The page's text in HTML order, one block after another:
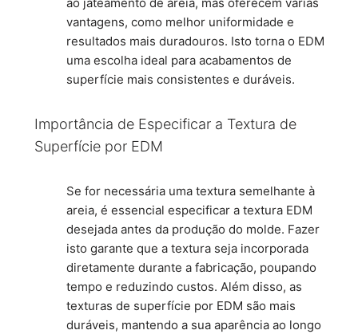
vantagens, como melhor uniformidade e
resultados mais duradouros. Isto torna o EDM
uma escolha ideal para acabamentos de
superfície mais consistentes e duráveis.
Importância de Especificar a Textura de
Superfície por EDM
Se for necessária uma textura semelhante à
areia, é essencial especificar a textura EDM
desejada antes da produção do molde. Fazer
isto garante que a textura seja incorporada
diretamente durante a fabricação, poupando
tempo e reduzindo custos. Além disso, as
texturas de superfície por EDM são mais
duráveis, mantendo a sua aparência ao longo